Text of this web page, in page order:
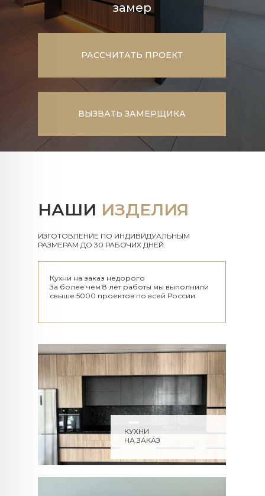
замер
РАССЧИТАТЬ ПРОЕКТ
ВЫЗВАТЬ ЗАМЕРЩИКА
НАШИ ИЗДЕЛИЯ
ИЗГОТОВЛЕНИЕ ПО ИНДИВИДУАЛЬНЫМ
РАЗМЕРАМ ДО 30 РАБОЧИХ ДНЕЙ.​​​​​​​
Кухни на заказ недорого
За более чем 8 лет работы мы выполнили
свыше 5000 проектов по всей России.
КУХНИ
НА ЗАКАЗ